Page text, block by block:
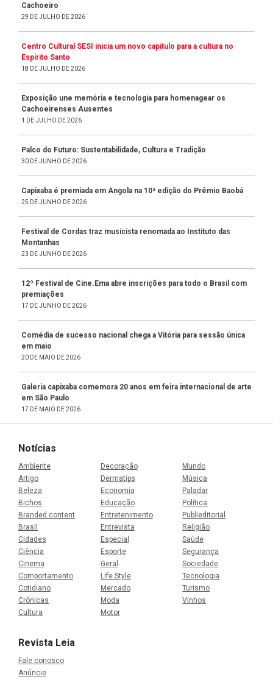
Cachoeiro
29 DE JULHO DE 2026
Centro Cultural SESI inicia um novo capítulo para a cultura no
Espírito Santo
18 DE JULHO DE 2026
Exposição une memória e tecnologia para homenagear os
Cachoeirenses Ausentes
1 DE JULHO DE 2026
Palco do Futuro: Sustentabilidade, Cultura e Tradição
30 DE JUNHO DE 2026
Capixaba é premiada em Angola na 10ª edição do Prêmio Baobá
25 DE JUNHO DE 2026
Festival de Cordas traz musicista renomada ao Instituto das
Montanhas
23 DE JUNHO DE 2026
12º Festival de Cine.Ema abre inscrições para todo o Brasil com
premiações
17 DE JUNHO DE 2026
Comédia de sucesso nacional chega a Vitória para sessão única
em maio
20 DE MAIO DE 2026
Galeria capixaba comemora 20 anos em feira internacional de arte
em São Paulo
17 DE MAIO DE 2026
Notícias
Ambiente
Artigo
Beleza
Bichos
Branded content
Brasil
Cidades
Ciência
Cinema
Comportamento
Cotidiano
Crônicas
Cultura
Decoração
Dermatips
Economia
Educação
Entretenimento
Entrevista
Especial
Esporte
Geral
Life Style
Mercado
Moda
Motor
Mundo
Música
Paladar
Política
Publieditorial
Religião
Saúde
Segurança
Sociedade
Tecnologia
Turismo
Vinhos
Revista Leia
Fale conosco
Anúncie